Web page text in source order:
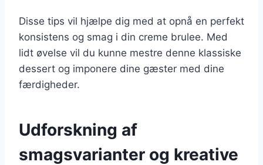
Disse tips vil hjælpe dig med at opnå en perfekt
konsistens og smag i din creme brulee. Med
lidt øvelse vil du kunne mestre denne klassiske
dessert og imponere dine gæster med dine
færdigheder.
Udforskning af
smagsvarianter og kreative